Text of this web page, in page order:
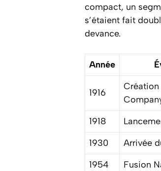
compact, un
s’étaient fait
devance.
Année
1916
Création
1918
1930
Arrivée
1954
Fusion